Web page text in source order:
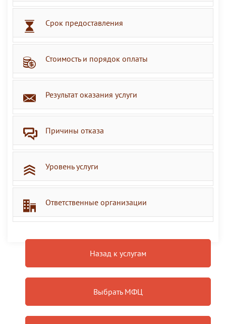
Срок предоставления
Стоимость и порядок оплаты
Результат оказания услуги
Причины отказа
Уровень услуги
Ответственные организации
Назад к услугам
Выбрать МФЦ